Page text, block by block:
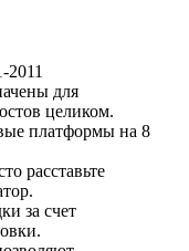
2011
для
целиком.
платформы на 8
расставьте
за счет